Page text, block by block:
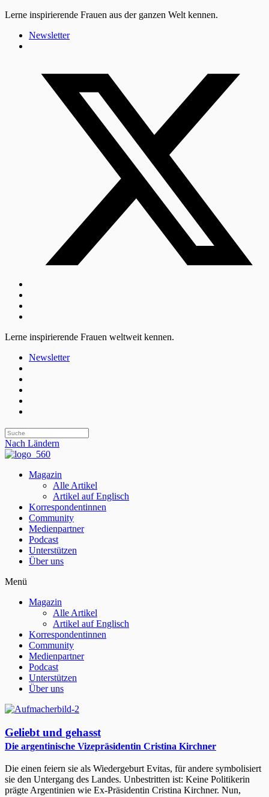
Lerne inspirierende Frauen aus der ganzen Welt kennen.
Newsletter
Lerne inspirierende Frauen weltweit kennen.
Newsletter
Nach Ländern
Magazin
Alle Artikel
Artikel auf Englisch
Korrespondentinnen
Community
Medienpartner
Podcast
Unterstützen
Über uns
Menü
Magazin
Alle Artikel
Artikel auf Englisch
Korrespondentinnen
Community
Medienpartner
Podcast
Unterstützen
Über uns
Geliebt und gehasst
Die argentinische Vizepräsidentin Cristina Kirchner
Die einen feiern sie als Wiedergeburt Evitas, für andere symbolisiert
sie den Untergang des Landes. Unbestritten ist: Keine Politikerin
prägte Argentinien wie Ex-Präsidentin Cristina Kirchner. Nun,